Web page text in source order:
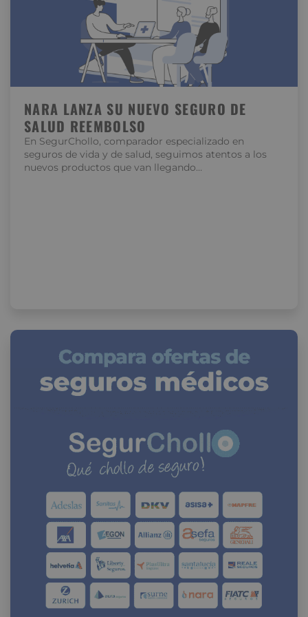
NARA LANZA SU NUEVO SEGURO DE
SALUD REEMBOLSO
En SegurChollo, comparador especializado en
seguros de vida y de salud, seguimos atentos a los
nuevos productos que van llegando…